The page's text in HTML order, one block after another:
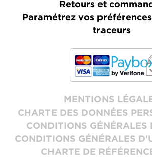
Retours et
Paramétrez vos
traceurs
MENTIONS
CHARTE DES DONNÉES
CONDITIONS GÉNÉRALES
CONDITIONS GÉNÉRALES
CHARTE DE